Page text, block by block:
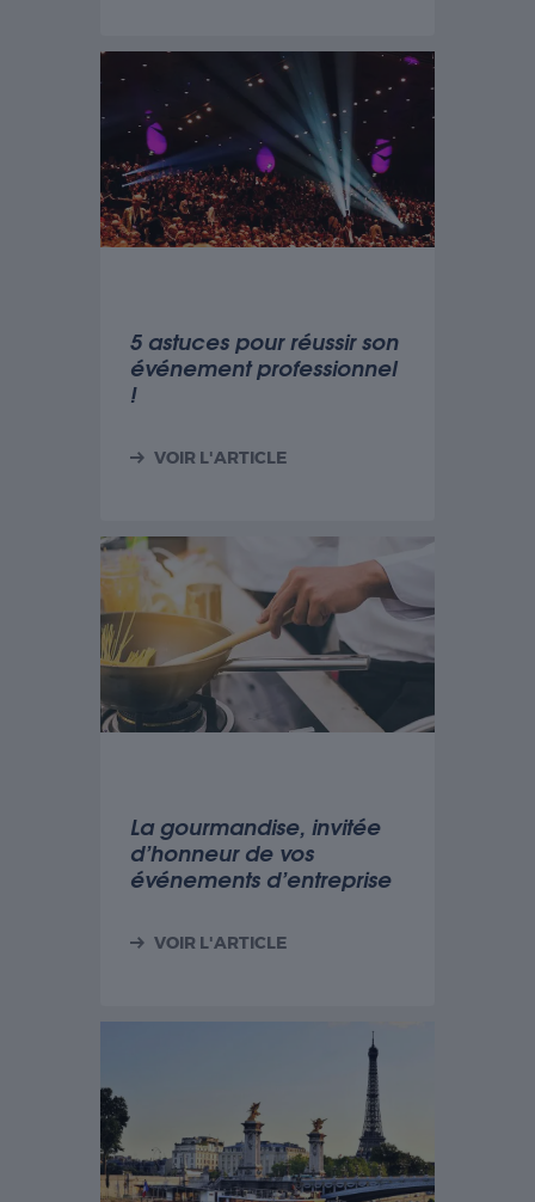
5 astuces pour réussir son
événement professionnel
!
VOIR L'ARTICLE
La gourmandise, invitée
d’honneur de vos
événements d’entreprise
VOIR L'ARTICLE